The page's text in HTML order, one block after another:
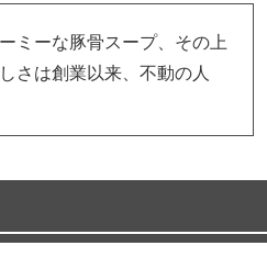
ミーな豚骨スープ、その上
さは創業以来、不動の人